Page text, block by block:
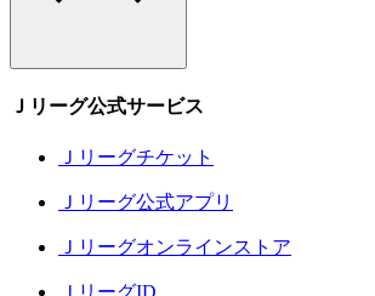
Ｊリーグ公式サービス
Ｊリーグチケット
Ｊリーグ公式アプリ
Ｊリーグオンラインストア